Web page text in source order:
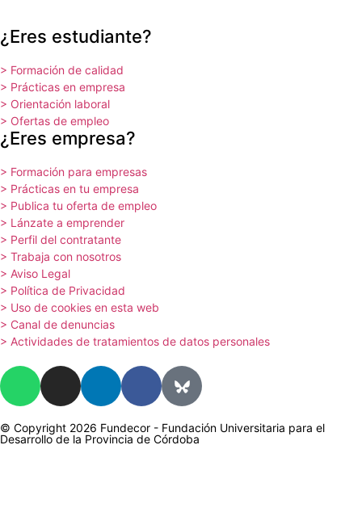
¿Eres estudiante?
> Formación de calidad
> Prácticas en empresa
> Orientación laboral
> Ofertas de empleo
¿Eres empresa?
> Formación para empresas
> Prácticas en tu empresa
> Publica tu oferta de empleo
> Lánzate a emprender
> Perfil del contratante
> Trabaja con nosotros
> Aviso Legal
> Política de Privacidad
> Uso de cookies en esta web
> Canal de denuncias
> Actividades de tratamientos de datos personales
© Copyright 2026 Fundecor - Fundación Universitaria para el
Desarrollo de la Provincia de Córdoba